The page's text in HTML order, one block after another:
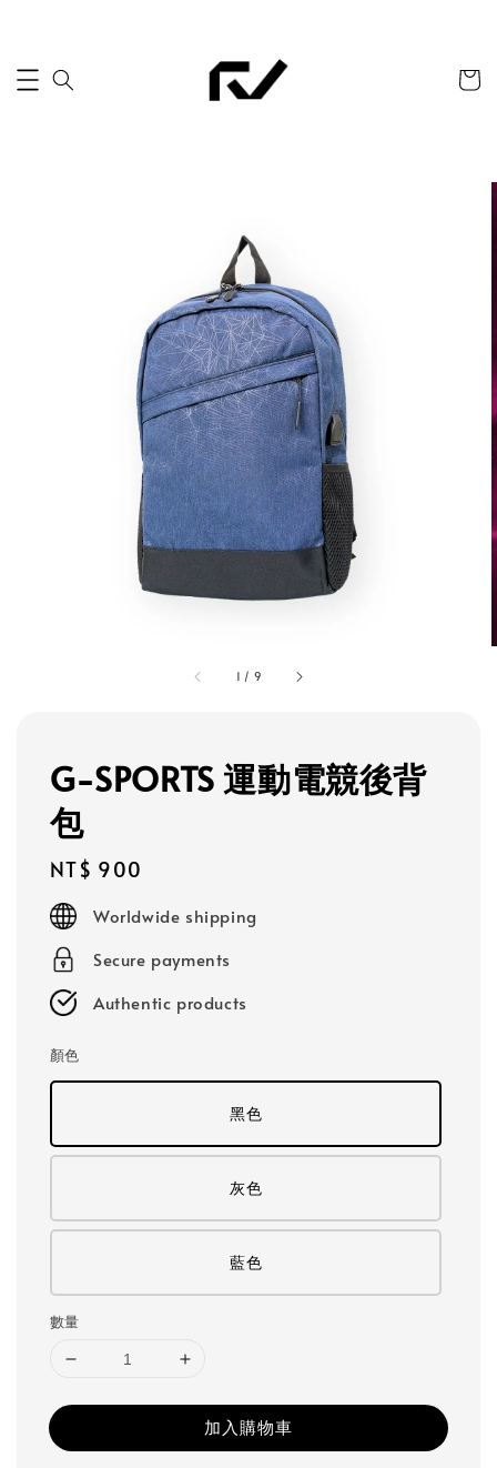
1 / 9
G-SPORTS 運動電競後背
包
Regular
price
NT$ 900
Worldwide shipping
Secure payments
Authentic products
顏色
黑色
灰色
藍色
數量
加入購物車